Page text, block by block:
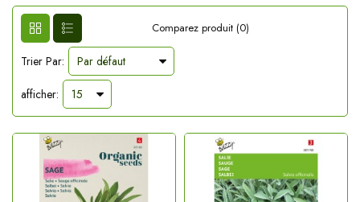
Comparez produit (0)
Trier Par:
afficher: